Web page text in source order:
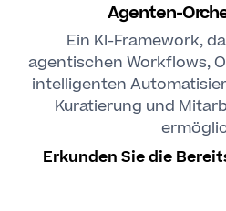
Agenten-
Ein KI-Framework,
agentischen Workflows,
intelligenten
Kuratierung und
Erkunden Sie die